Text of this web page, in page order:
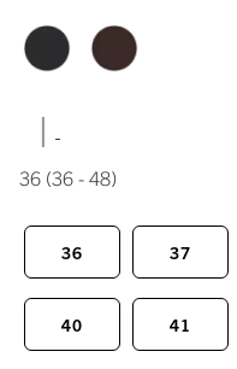
|
36 (36 - 48)
36 37
40 41